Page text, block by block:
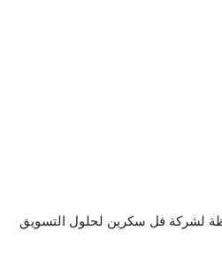
لشركة فل سكرين لحلول التسويق